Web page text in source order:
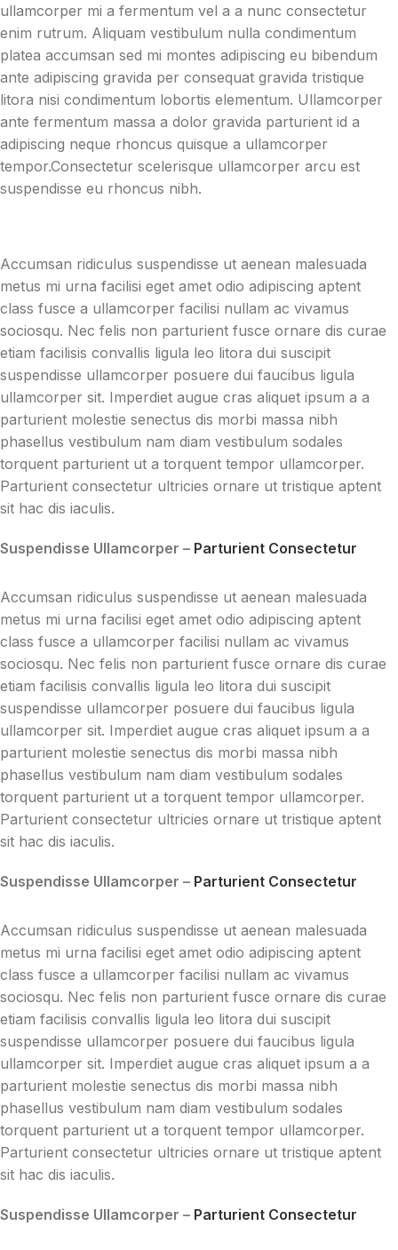
ullamcorper mi a fermentum vel a a nunc consectetur
enim rutrum. Aliquam vestibulum nulla condimentum
platea accumsan sed mi montes adipiscing eu bibendum
ante adipiscing gravida per consequat gravida tristique
litora nisi condimentum lobortis elementum. Ullamcorper
ante fermentum massa a dolor gravida parturient id a
adipiscing neque rhoncus quisque a ullamcorper
tempor.Consectetur scelerisque ullamcorper arcu est
suspendisse eu rhoncus nibh.
Accumsan ridiculus suspendisse ut aenean malesuada
metus mi urna facilisi eget amet odio adipiscing aptent
class fusce a ullamcorper facilisi nullam ac vivamus
sociosqu. Nec felis non parturient fusce ornare dis curae
etiam facilisis convallis ligula leo litora dui suscipit
suspendisse ullamcorper posuere dui faucibus ligula
ullamcorper sit. Imperdiet augue cras aliquet ipsum a a
parturient molestie senectus dis morbi massa nibh
phasellus vestibulum nam diam vestibulum sodales
torquent parturient ut a torquent tempor ullamcorper.
Parturient consectetur ultricies ornare ut tristique aptent
sit hac dis iaculis.
Suspendisse Ullamcorper – Parturient Consectetur
Accumsan ridiculus suspendisse ut aenean malesuada
metus mi urna facilisi eget amet odio adipiscing aptent
class fusce a ullamcorper facilisi nullam ac vivamus
sociosqu. Nec felis non parturient fusce ornare dis curae
etiam facilisis convallis ligula leo litora dui suscipit
suspendisse ullamcorper posuere dui faucibus ligula
ullamcorper sit. Imperdiet augue cras aliquet ipsum a a
parturient molestie senectus dis morbi massa nibh
phasellus vestibulum nam diam vestibulum sodales
torquent parturient ut a torquent tempor ullamcorper.
Parturient consectetur ultricies ornare ut tristique aptent
sit hac dis iaculis.
Suspendisse Ullamcorper – Parturient Consectetur
Accumsan ridiculus suspendisse ut aenean malesuada
metus mi urna facilisi eget amet odio adipiscing aptent
class fusce a ullamcorper facilisi nullam ac vivamus
sociosqu. Nec felis non parturient fusce ornare dis curae
etiam facilisis convallis ligula leo litora dui suscipit
suspendisse ullamcorper posuere dui faucibus ligula
ullamcorper sit. Imperdiet augue cras aliquet ipsum a a
parturient molestie senectus dis morbi massa nibh
phasellus vestibulum nam diam vestibulum sodales
torquent parturient ut a torquent tempor ullamcorper.
Parturient consectetur ultricies ornare ut tristique aptent
sit hac dis iaculis.
Suspendisse Ullamcorper – Parturient Consectetur